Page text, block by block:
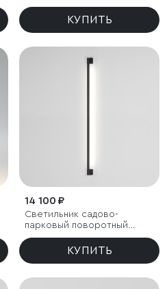
Bevel
КУПИТЬ
14 100 ₽
Светильник садово-
парковый поворотный
Argos 12W 4000K черный
КУПИТЬ